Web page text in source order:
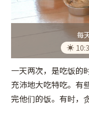
每
一天两次，是吃饭的
充沛地大吃特吃。有
完他们的饭。有时，